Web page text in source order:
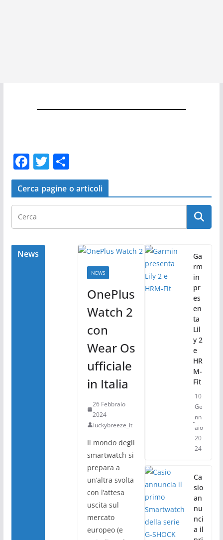
F
a
c
e
b
o
o
T
w
itt
er
C
o
n
di
vi
di
Cerca pagine o articoli
News
NEWS
OnePlus
Watch 2
con
Wear Os
ufficiale
in Italia
26 Febbraio
2024
luckybreeze_it
Il mondo degli
smartwatch si
prepara a
un’altra svolta
con l’attesa
uscita sul
mercato
europeo (e
Ga
rm
in
pr
es
en
ta
Lil
y 2
e
HR
M-
Fit
10
Ge
nn
aio
20
24
Ca
sio
an
nu
nci
a il